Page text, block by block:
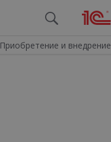
Приобретение и внедрение